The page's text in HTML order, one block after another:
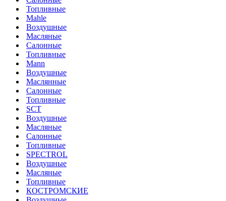
Топливные
Mahle
Воздушные
Масляные
Салонные
Топливные
Mann
Воздушные
Маслянные
Салонные
Топливные
SCT
Воздушные
Масляные
Салонные
Топливные
SPECTROL
Воздушные
Масляные
Топливные
КОСТРОМСКИЕ